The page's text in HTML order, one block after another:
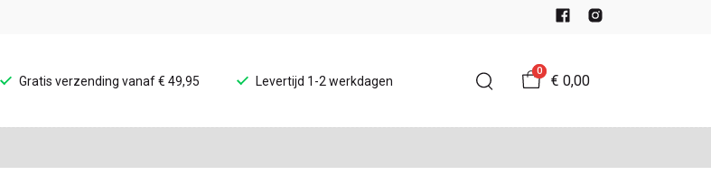
Gratis verzending vanaf € 49,95 Levertijd 1-2 werkdagen
0
€ 0,00